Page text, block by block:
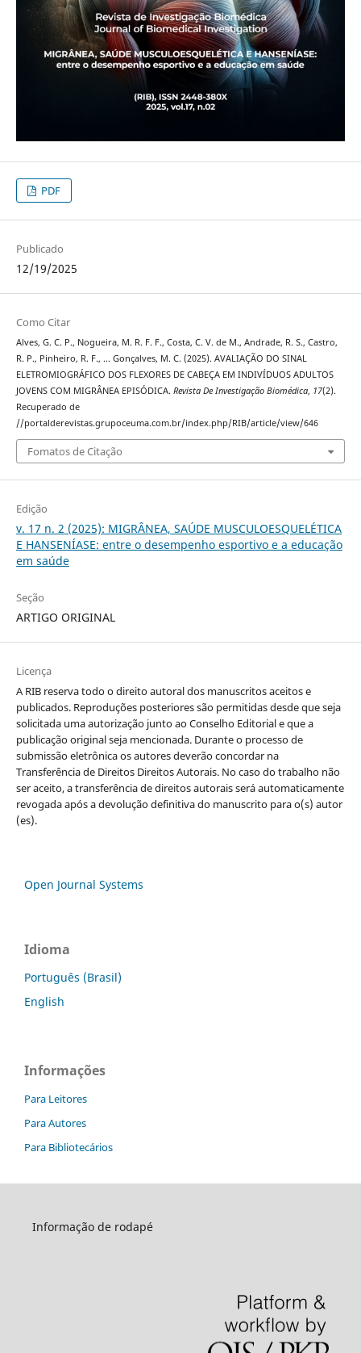
PDF
Publicado
12/19/2025
Como Citar
Alves, G. C. P., Nogueira, M. R. F. F., Costa, C. V. de M., Andrade, R. S., Castro,
R. P., Pinheiro, R. F., … Gonçalves, M. C. (2025). AVALIAÇÃO DO SINAL
ELETROMIOGRÁFICO DOS FLEXORES DE CABEÇA EM INDIVÍDUOS ADULTOS
JOVENS COM MIGRÂNEA EPISÓDICA. Revista De Investigação Biomédica, 17(2).
Recuperado de
//portalderevistas.grupoceuma.com.br/index.php/RIB/article/view/646
Fomatos de Citação
Edição
v. 17 n. 2 (2025): MIGRÂNEA, SAÚDE MUSCULOESQUELÉTICA
E HANSENÍASE: entre o desempenho esportivo e a educação
em saúde
Seção
ARTIGO ORIGINAL
Licença
A RIB reserva todo o direito autoral dos manuscritos aceitos e
publicados. Reproduções posteriores são permitidas desde que seja
solicitada uma autorização junto ao Conselho Editorial e que a
publicação original seja mencionada. Durante o processo de
submissão eletrônica os autores deverão concordar na
Transferência de Direitos Direitos Autorais. No caso do trabalho não
ser aceito, a transferência de direitos autorais será automaticamente
revogada após a devolução definitiva do manuscrito para o(s) autor
(es).
Open Journal Systems
Idioma
Português (Brasil)
English
Informações
Para Leitores
Para Autores
Para Bibliotecários
Informação de rodapé